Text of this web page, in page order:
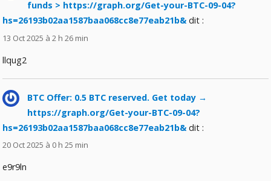
funds > https://graph.org/Get-your-BTC-09-04?
hs=26193b02aa1587baa068cc8e77eab21b& dit :
13 Oct 2025 à 2 h 26 min
llqug2
BTC Offer: 0.5 BTC reserved. Get today →
https://graph.org/Get-your-BTC-09-04?
hs=26193b02aa1587baa068cc8e77eab21b& dit :
20 Oct 2025 à 0 h 25 min
e9r9ln